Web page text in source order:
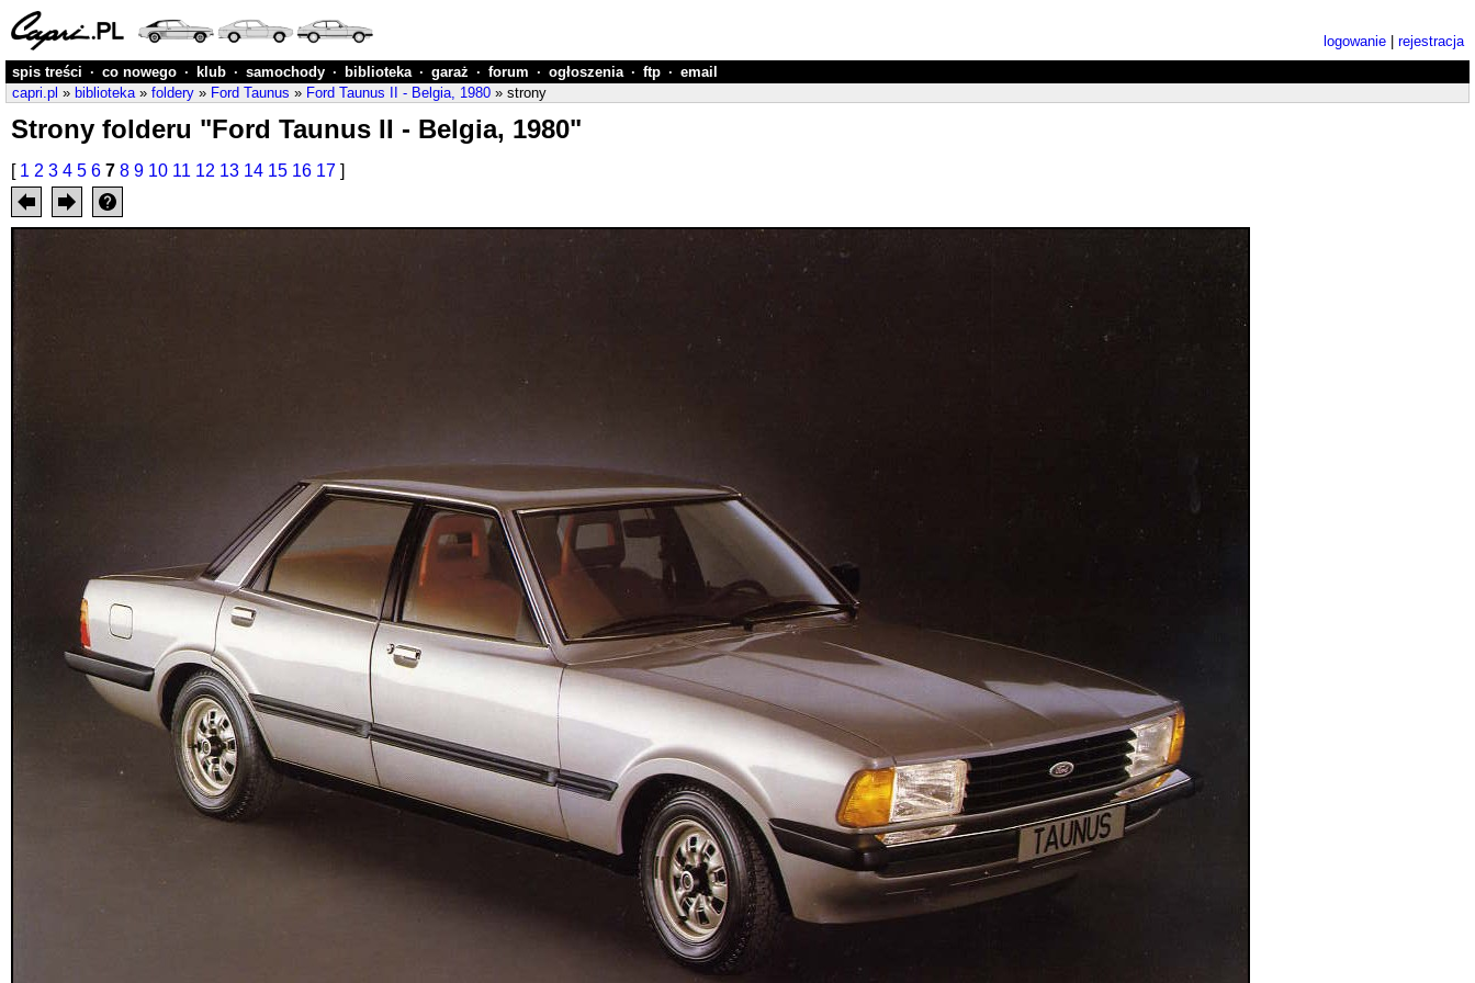
logowanie
rejestracja
spis treści · co nowego · klub · samochody · biblioteka · garaż · forum · ogłoszenia · ftp · email
capri.pl » biblioteka» foldery » Ford Taunus » Ford Taunus II - Belgia, 1980 » strony
Strony folderu "Ford Taunus II - Belgia, 1980"
[ 1 2 3 4 5 6 7 8 9 10 11 12 13 14 15 16 17 ]